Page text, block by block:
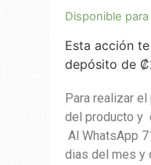
Disponible
Esta acción
depósito de ₡
Para realizar
del producto y
Al WhatsApp
dias del mes y